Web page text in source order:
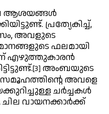
ആശയങ്ങൾ
പ്രത്യേകിച്ച്,
അവളുടെ
ഫലമായി
എഴുത്തുകാരൻ
[3] അംബയുടെ
സമൂഹത്തിന്റെ അവളെ
ചർച്ചകൾ
വായനക്കാർക്ക്